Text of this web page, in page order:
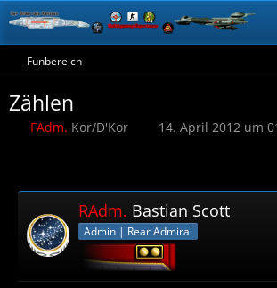
Funbereich
Zählen
FAdm. Kor/D'Kor 14. April 2012 um
RAdm. Bastian Scott
Admin | Rear Admiral